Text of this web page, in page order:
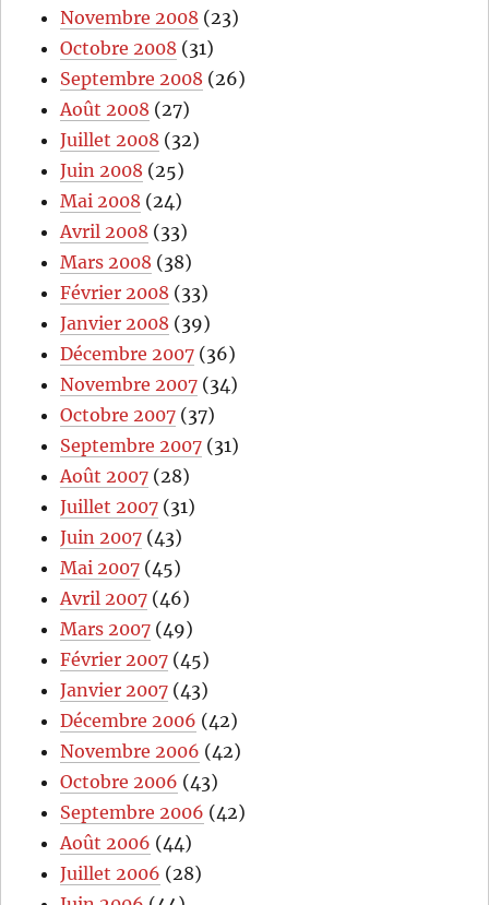
Novembre 2008 (23)
Octobre 2008 (31)
Septembre 2008 (26)
Août 2008 (27)
Juillet 2008 (32)
Juin 2008 (25)
Mai 2008 (24)
Avril 2008 (33)
Mars 2008 (38)
Février 2008 (33)
Janvier 2008 (39)
Décembre 2007 (36)
Novembre 2007 (34)
Octobre 2007 (37)
Septembre 2007 (31)
Août 2007 (28)
Juillet 2007 (31)
Juin 2007 (43)
Mai 2007 (45)
Avril 2007 (46)
Mars 2007 (49)
Février 2007 (45)
Janvier 2007 (43)
Décembre 2006 (42)
Novembre 2006 (42)
Octobre 2006 (43)
Septembre 2006 (42)
Août 2006 (44)
Juillet 2006 (28)